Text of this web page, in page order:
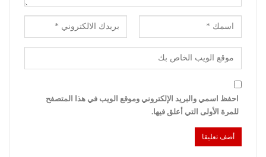
احفظ اسمي والبريد الإلكتروني وموقع الويب في هذا المتصفح
للمرة الأولى التي أعلق فيها.